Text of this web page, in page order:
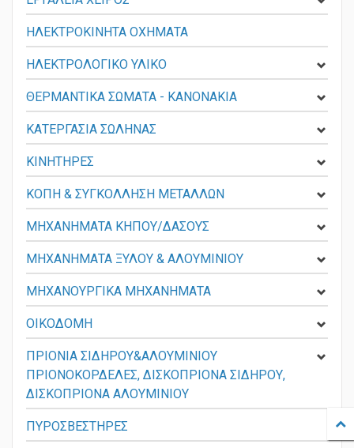
ΕΡΓΑΛΕΙΑ ΧΕΙΡΟΣ
ΗΛΕΚΤΡΟΚΙΝΗΤΑ ΟΧΗΜΑΤΑ
ΗΛΕΚΤΡΟΛΟΓΙΚΟ ΥΛΙΚΟ
ΘΕΡΜΑΝΤΙΚΑ ΣΩΜΑΤΑ - KANONAKIA
ΚΑΤΕΡΓΑΣΙΑ ΣΩΛΗΝΑΣ
ΚΙΝΗΤΗΡΕΣ
ΚΟΠΗ & ΣΥΓΚΟΛΛΗΣΗ ΜΕΤΑΛΛΩΝ
ΜΗΧΑΝΗΜΑΤΑ ΚΗΠΟΥ/ΔΑΣΟΥΣ
ΜΗΧΑΝΗΜΑΤΑ ΞΥΛΟΥ & ΑΛΟΥΜΙΝΙΟΥ
ΜΗΧΑΝΟΥΡΓΙΚΑ ΜΗΧΑΝΗΜΑΤΑ
ΟΙΚΟΔΟΜΗ
ΠΡΙΟΝΙΑ ΣΙΔΗΡΟΥ&ΑΛΟΥΜΙΝΙΟΥ
ΠΡΙΟΝΟΚΟΡΔΕΛΕΣ, ΔΙΣΚΟΠΡΙΟΝΑ ΣΙΔΗΡΟΥ,
ΔΙΣΚΟΠΡΙΟΝΑ ΑΛΟΥΜΙΝΙΟΥ
ΠΥΡΟΣΒΕΣΤΗΡΕΣ